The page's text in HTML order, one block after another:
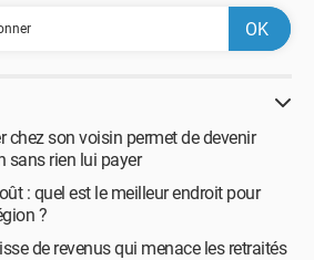
chez son voisin permet de devenir
sans rien lui payer
: quel est le meilleur endroit pour
?
de revenus qui menace les retraités